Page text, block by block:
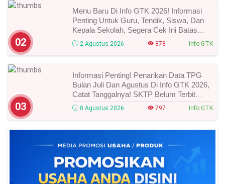
02
Menu Baru Di Info GTK 2026! Informasi
Penting Untuk Guru, Tendik, Siswa, Dan
Kepala Sekolah, Segera Cek Ini Batas
Waktunya!
2 Agustus 2026 878 Info GTK
03
Informasi Penting! Penarikan Data TPG
Bulan Juli Dan Agustus Di Info GTK 2026,
Catat Tanggalnya! SKTP Belum Terbit
Januari–Juni, Ini Prosesnya!
8 Agustus 2026 797 Info GTK